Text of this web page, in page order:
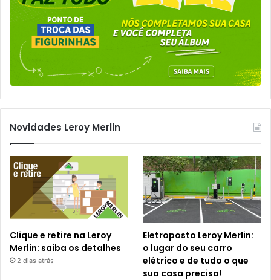
Novidades Leroy Merlin
Clique e retire na Leroy
Merlin: saiba os detalhes
2 dias atrás
Eletroposto Leroy Merlin:
o lugar do seu carro
elétrico e de tudo o que
sua casa precisa!